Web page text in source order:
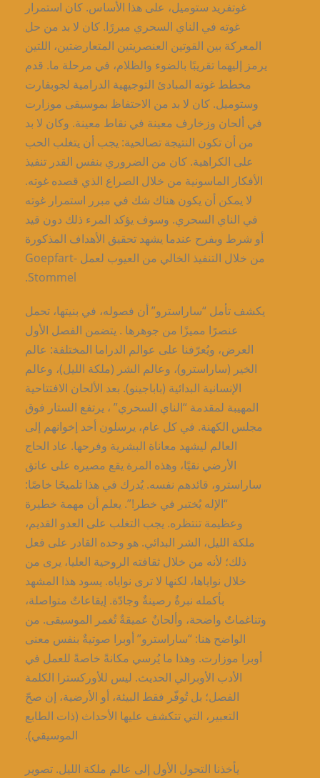
غوتفريد ستوميل، على هذا الأساس. كان استمرار
غوته في الناي السحري مبررًا. كان لا بد من حل
المعركة بين القوتين العنصريتين المتعارضتين، اللتين
يرمز إليهما تقريبًا بالضوء والظلام، في مرحلة ما. قدم
مخطط غوته المبادئ التوجيهية الدرامية لجوبفارت
وستوميل. كان لا بد من الاحتفاظ بموسيقى موزارت
في ألحان وزخارف معينة في نقاط معينة. وكان لا بد
من أن تكون النتيجة تصالحية: يجب أن يتغلب الحب
على الكراهية. كان من الضروري بنفس القدر تنفيذ
الأفكار الماسونية من خلال الصراع الذي قصده غوته.
لا يمكن أن يكون هناك شك في مبرر استمرار غوته
في الناي السحري. وسوف يؤكد المرء ذلك دون قيد
أو شرط وبفرح عندما يشهد تحقيق الأهداف المذكورة
من خلال التنفيذ الخالي من العيوب لعمل Goepfart-
Stommel.
يكشف تأمل “ساراسترو” أن فصوله، في بنيتها، تحمل
عنصرًا مميزًا من جوهرها . يتضمن الفصل الأول
العرض، ويُعرّفنا على عوالم الدراما المختلفة: عالم
الخير (ساراسترو)، وعالم الشر (ملكة الليل)، وعالم
الإنسانية البدائية (باباجينو). بعد الألحان الافتتاحية
المهيبة لمقدمة “الناي السحري” ، يرتفع الستار فوق
مجلس الكهنة. في كل عام، يرسلون أحد إخوانهم إلى
العالم ليشهد معاناة البشرية وفرحها. عاد الحاج
الأرضي نقيًا، وهذه المرة يقع مصيره على عاتق
ساراسترو، قائدهم نفسه. يُدرك في هذا تلميحًا خاصًا:
“الإله يُختبر في خطر!”. يعلم أن مهمة خطيرة
وعظيمة تنتظره. يجب التغلب على العدو القديم،
ملكة الليل، الشر البدائي. هو وحده القادر على فعل
ذلك؛ لأنه من خلال ثقافته الروحية العليا، يرى من
خلال نواياها، لكنها لا ترى نواياه. يسود هذا المشهد
بأكمله نبرةٌ رصينةٌ وجادّة. إيقاعاتٌ متواصلة،
وتناغماتٌ واضحة، وألحانٌ عميقةٌ تُغمر الموسيقى. من
الواضح هنا: “ساراسترو” أوبرا صوتيةٌ بنفس معنى
أوبرا موزارت. وهذا ما يُرسي مكانةً خاصةً للعمل في
الأدب الأوبرالي الحديث. ليس للأوركسترا الكلمة
الفصل؛ بل تُوفّر فقط البيئة، أو الأرضية، إن صحّ
التعبير، التي تتكشف عليها الأحداث (ذات الطابع
الموسيقي).
يأخذنا التحول الأول إلى عالم ملكة الليل. تصوير